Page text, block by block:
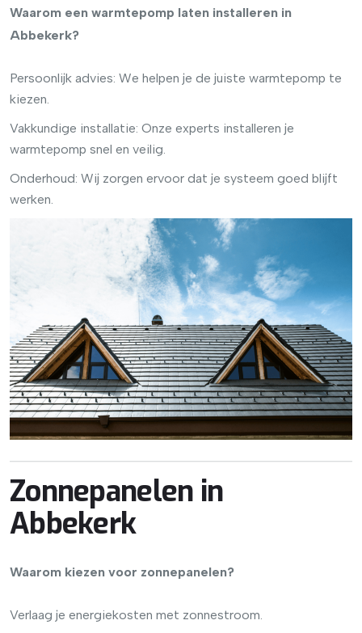
Waarom een warmtepomp laten installeren in
Abbekerk?
Persoonlijk advies: We helpen je de juiste warmtepomp te
kiezen.
Vakkundige installatie: Onze experts installeren je
warmtepomp snel en veilig.
Onderhoud: Wij zorgen ervoor dat je systeem goed blijft
werken.
Zonnepanelen in
Abbekerk
Waarom kiezen voor zonnepanelen?
Verlaag je energiekosten met zonnestroom.